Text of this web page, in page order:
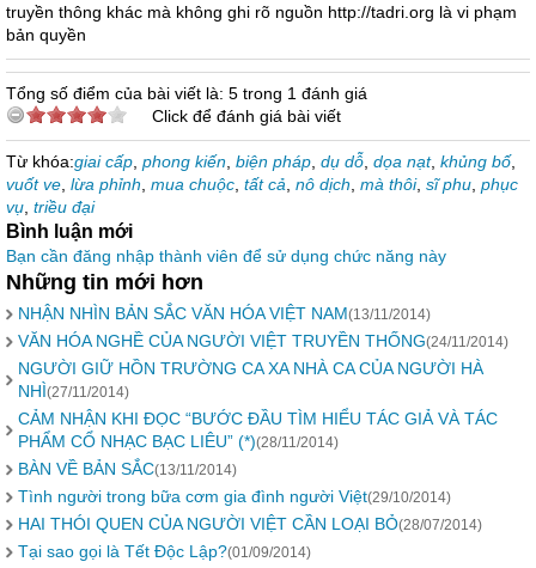
truyền thông khác mà không ghi rõ nguồn http://tadri.org là vi phạm
bản quyền
Tổng số điểm của bài viết là: 5 trong 1 đánh giá
Click để đánh giá bài viết
Từ khóa:giai cấp phong kiến biện pháp dụ dỗ dọa nạt, khủng bố,
vuốt ve lừa phỉnh mua chuộc tất cả nô dịch mà thôi, sĩ phu phục
vụ triều đại
Bình luận mới
Bạn cần đăng nhập thành viên để sử dụng chức năng này
Những tin mới hơn
NHẬN NHÌN BẢN SẮC VĂN HÓA VIỆT NAM(13/11/2014)
VĂN HÓA NGHỀ CỦA NGƯỜI VIỆT TRUYỀN THỐNG(24/11/2014)
NGƯỜI GIỮ HỒN TRƯỜNG CA XA NHÀ CA CỦA NGƯỜI HÀ
NHÌ(27/11/2014)
CẢM NHẬN KHI ĐỌC “BƯỚC ĐẦU TÌM HIỂU TÁC GIẢ VÀ TÁC
PHẨM CỔ NHẠC BẠC LIÊU” (*)(28/11/2014)
BÀN VỀ BẢN SẮC(13/11/2014)
Tình người trong bữa cơm gia đình người Việt(29/10/2014)
HAI THÓI QUEN CỦA NGƯỜI VIỆT CẦN LOẠI BỎ(28/07/2014)
Tại sao gọi là Tết Độc Lập?(01/09/2014)